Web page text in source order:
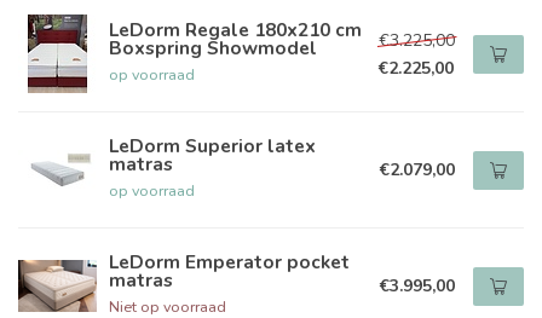
LeDorm Regale 180x210 cm
Boxspring Showmodel
op voorraad
€3.225,00
€2.225,00
LeDorm Superior latex
matras
op voorraad
€2.079,00
LeDorm Emperator pocket
matras
Niet op voorraad
€3.995,00